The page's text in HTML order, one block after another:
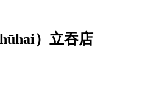
）立吞店